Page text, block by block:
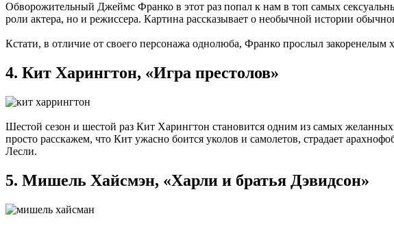
Обворожительный Джеймс Франко в этот раз попал к нам в топ самых
роли актера, но и режиссера. Картина рассказывает о необычной истории
Кстати, в отличие от своего персонажа однолюба, Франко прослыл закоренелым
4. Кит Харингтон, «Игра престолов»
Шестой сезон и шестой раз Кит Харингтон становится одним из самых
просто расскажем, что Кит ужасно боится уколов и самолетов, страдает
Лесли.
5. Мишель Хайсмэн, «Харли и братья Дэвидсон»